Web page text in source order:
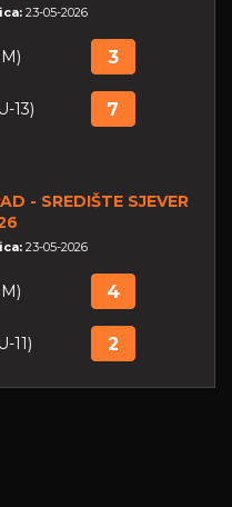
23-05-2026
3
13) 7
- SREDIŠTE SJEVER
23-05-2026
4
11) 2